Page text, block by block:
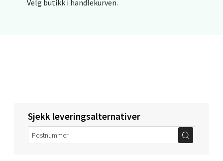
Velg butikk i handlekurven.
Sjekk leveringsalternativer
Åpent i dag 10-18
Langelandsvegen 25, 6010 Ålesund
Åpent i dag 10-18